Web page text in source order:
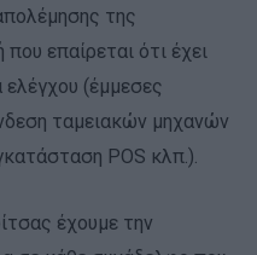
της
επαίρεται ότι έχει
ελέγχου (έμμεσες
ταμειακών μηχανών
POS κλπ.).
έχουμε την